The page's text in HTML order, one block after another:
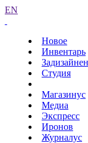
EN
Новое
Инвентарь
Студия
Магазинус
Медиа
Экспресс
Иронов
Журналус